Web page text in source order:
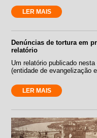
LER MAIS
Denúncias de tortura em
relatório
Um relatório publicado
(entidade de evangelização
LER MAIS